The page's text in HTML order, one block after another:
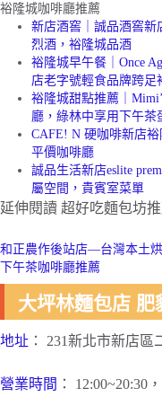
裕隆城咖啡廳推薦
新店酒窖｜誠品酒窖新
烈酒，裕隆城品酒
裕隆城早午餐｜Once
店老字號輕食品牌跨足
裕隆城甜點推薦｜
廳，綠林中享用下午茶
CAFE! N 硬咖啡新店
平價咖啡廳
誠品生活新店eslite
屬空間，貴賓室菜單
延伸閱讀 超好吃麵包坊
和正農作後站店—台灣本土
下午茶咖啡廳推薦
大坪林麵包店 肥
地址 ： 231新北市新店區
營業時間 ： 12:00~20:30